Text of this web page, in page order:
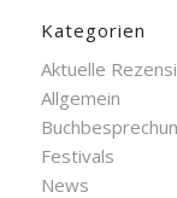
Kategorien
Aktuelle
Allgemein
Festivals
News